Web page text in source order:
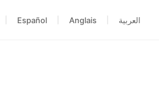
Español Anglais العربية